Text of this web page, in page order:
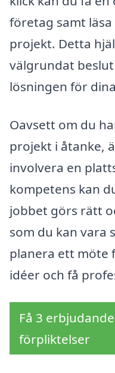
företag samt
projekt. Detta
välgrundat
lösningen för
Oavsett om du
projekt i åtanke,
involvera en
kompetens kan
jobbet görs rätt
som du kan vara
planera ett möte
idéer och få
Få 3
förpliktelser